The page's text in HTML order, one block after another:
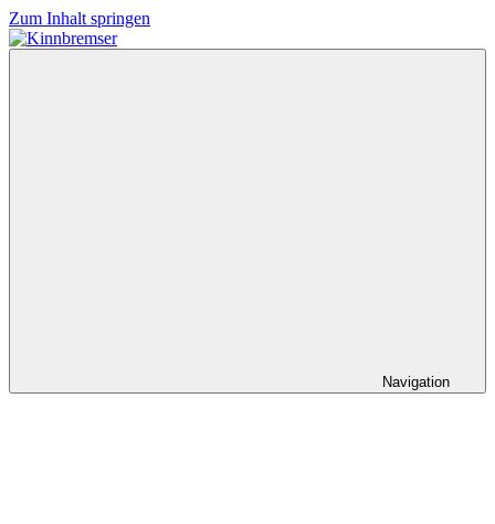
Zum Inhalt springen
Navigation